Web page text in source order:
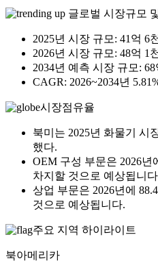
글로벌 시장규모
2025년 시장 규모: 41억 6
2026년 시장 규모: 48억 1
2034년 예측 시장 규모:
CAGR: 2026~2034년
시장점유율
북미는 2025년 화물기 시
했다.
OEM 구성 부문은 2026년
차지할 것으로 예상됩니
상업 부문은 2026년에
것으로 예상됩니다.
주요 지역 하이라이트
북아메리카